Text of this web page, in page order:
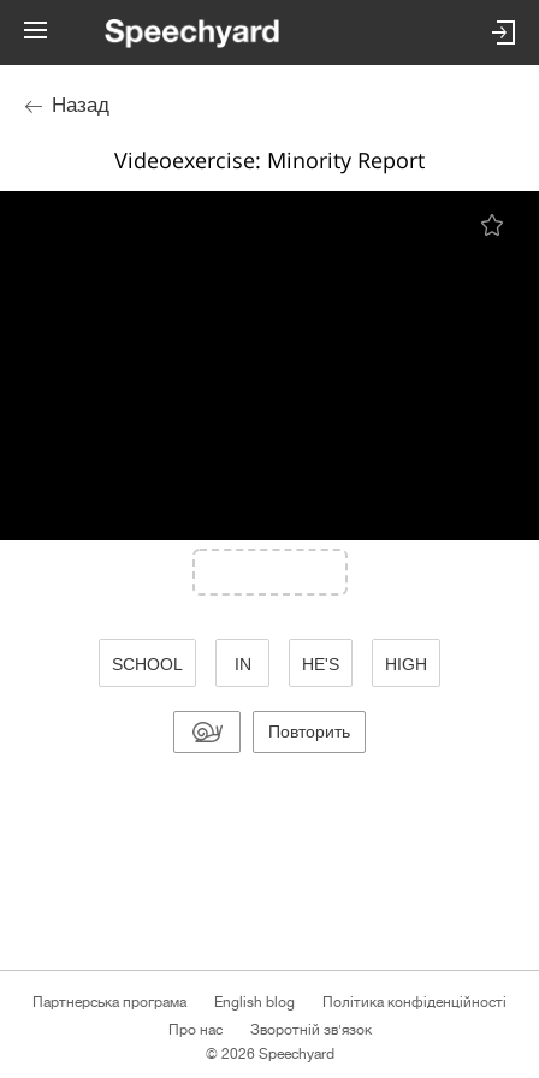
Назад
Videoexercise: Minority Report
SCHOOL IN HE'S HIGH
Повторить
Партнерська програма English blog
Політика конфіденційності
Про нас
Зворотній зв'язок
© 2026 Speechyard